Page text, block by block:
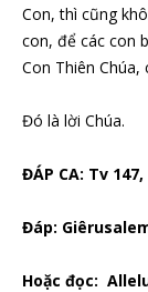
Con, thì cũng
con, để các con
Con Thiên
Đó là lời Chúa.
ĐÁP CA: Tv
Đáp:
Hoặc đọc: